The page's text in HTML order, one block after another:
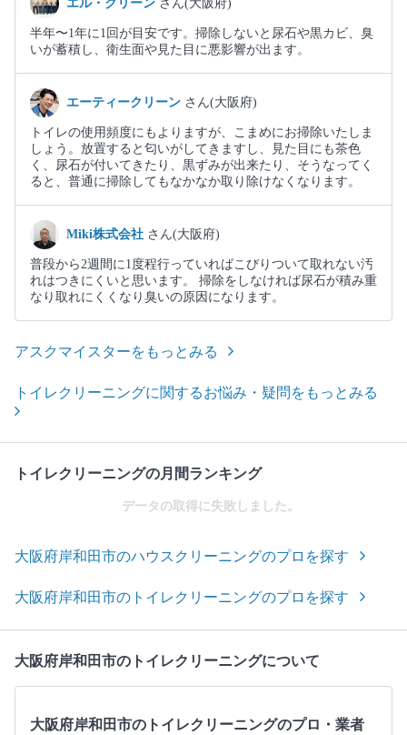
エル・クリーン さん(大阪府)
半年〜1年に1回が目安です。掃除しないと尿石や黒カビ、臭
いが蓄積し、衛生面や見た目に悪影響が出ます。
エーティークリーン さん(大阪府)
トイレの使用頻度にもよりますが、こまめにお掃除いたしま
しょう。放置すると匂いがしてきますし、見た目にも茶色
く、尿石が付いてきたり、黒ずみが出来たり、そうなってく
ると、普通に掃除してもなかなか取り除けなくなります。
Miki株式会社 さん(大阪府)
普段から2週間に1度程行っていればこびりついて取れない汚
れはつきにくいと思います。 掃除をしなければ尿石が積み重
なり取れにくくなり臭いの原因になります。
アスクマイスターをもっとみる
トイレクリーニングに関するお悩み・疑問をもっとみる
トイレクリーニングの月間ランキング
データの取得に失敗しました。
大阪府岸和田市のハウスクリーニングのプロを探す
大阪府岸和田市のトイレクリーニングのプロを探す
大阪府岸和田市のトイレクリーニングについて
大阪府岸和田市のトイレクリーニングのプロ・業者